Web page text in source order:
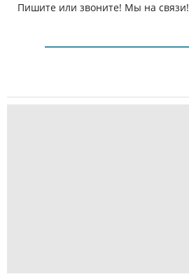
Пишите или звоните! Мы на связи!